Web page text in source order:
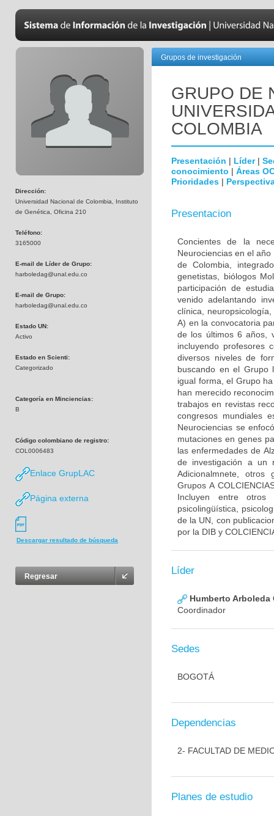
Dirección:
Universidad Nacional de Colombia, Instituto
de Genética, Oficina 210
Teléfono:
3165000
E-mail de Líder de Grupo:
harboledag@unal.edu.co
E-mail de Grupo:
harboledag@unal.edu.co
Estado UN:
Activo
Estado en Scienti:
Categorizado
Categoría en Minciencias:
B
Código colombiano de registro:
COL0006483
Enlace GrupLAC
Página externa
Descargar resultado de búsqueda
Regresar
Grupos de investigación
GRUPO DE
COLOMBIA
Presentación | Líder|
conocimiento | Áreas
Prioridades |
Presentacion
Concientes de la
Neurociencias en el
de Colombia,
genetistas, biólogos
participación de
venido adelantando
clínica,
A) en la convocatoria
de los últimos 6 años,
incluyendo profesores
diversos niveles de
buscando en el Grupo
igual forma, el Grupo
han merecido
trabajos en revistas
congresos mundiales
Neurociencias se
mutaciones en genes
las enfermedades de
de investigación a un
Adicionalmnete, otros
Grupos A
Incluyen entre otros
psicolingüística,
de la UN, con
por la DIB y
Líder
Humberto Arboleda
Coordinador
Sedes
BOGOTÁ
Dependencias
2- FACULTAD DE
Planes de estudio